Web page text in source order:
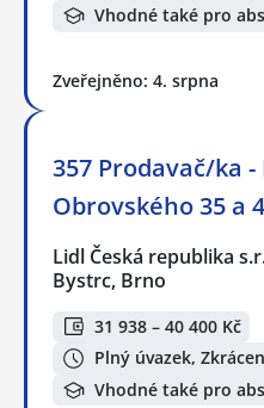
Vhodné také pro
Zveřejněno: 4. srpna
357 Prodavač/ka -
Obrovského 35 a
Lidl Česká republika
Bystrc, Brno
31 938 – 40 400 Kč
Plný úvazek,
Vhodné také pro